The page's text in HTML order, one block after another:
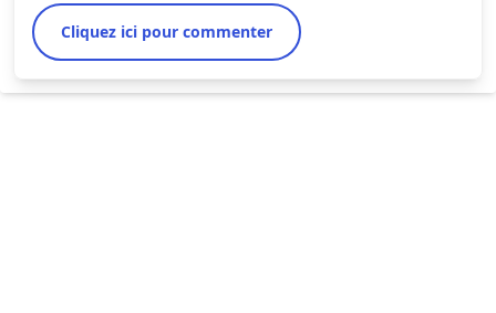
Cliquez ici pour commenter